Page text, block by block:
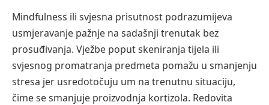
Mindfulness ili svjesna prisutnost podrazumijeva
usmjeravanje pažnje na sadašnji trenutak bez
prosuđivanja. Vježbe poput skeniranja tijela ili
svjesnog promatranja predmeta pomažu u smanjenju
stresa jer usredotočuju um na trenutnu situaciju,
čime se smanjuje proizvodnja kortizola. Redovita